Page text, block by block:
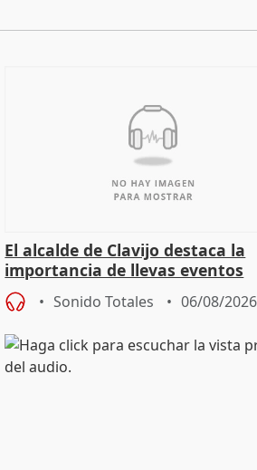
El alcalde de Clavijo destaca la
importancia de llevas eventos
culturales a los pueblos
Sonido Totales 06/08/2026